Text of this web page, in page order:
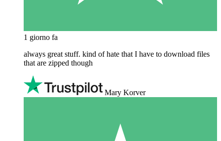
1 giorno fa
always great stuff. kind of hate that I have to download files
that are zipped though
Mary Korver